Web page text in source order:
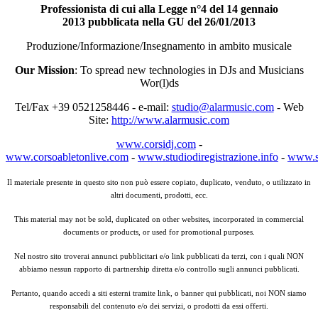
Professionista di cui alla Legge n°4 del 14 gennaio
2013 pubblicata nella GU del 26/01/2013
Produzione/Informazione/Insegnamento in ambito musicale
Our Mission: To spread new technologies in DJs and Musicians
Wor(l)ds
Tel/Fax +39 0521258446 - e-mail: studio@alarmusic.com- Web
Site: http://www.alarmusic.com
www.corsidj.com-
www.corsoabletonlive.com - www.studiodiregistrazione.info -
Il materiale presente in questo sito non può essere copiato, duplicato, venduto, o utilizzato in
altri documenti, prodotti, ecc.
This material may not be sold, duplicated on other websites, incorporated in commercial
documents or products, or used for promotional purposes.
Nel nostro sito troverai annunci pubblicitari e/o link pubblicati da terzi, con i quali NON
abbiamo nessun rapporto di partnership diretta e/o controllo sugli annunci pubblicati.
Pertanto, quando accedi a siti esterni tramite link, o banner qui pubblicati, noi NON siamo
responsabili del contenuto e/o dei servizi, o prodotti da essi offerti.